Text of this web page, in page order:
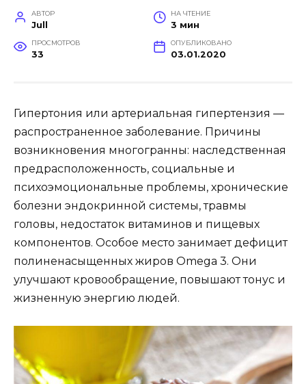
АВТОР
Jull
НА ЧТЕНИЕ
3 мин
ПРОСМОТРОВ
33
ОПУБЛИКОВАНО
03.01.2020
Гипертония или артериальная гипертензия —
распространенное заболевание. Причины
возникновения многогранны: наследственная
предрасположенность, социальные и
психоэмоциональные проблемы, хронические
болезни эндокринной системы, травмы
головы, недостаток витаминов и пищевых
компонентов. Особое место занимает дефицит
полиненасыщенных жиров Omega 3. Они
улучшают кровообращение, повышают тонус и
жизненную энергию людей.